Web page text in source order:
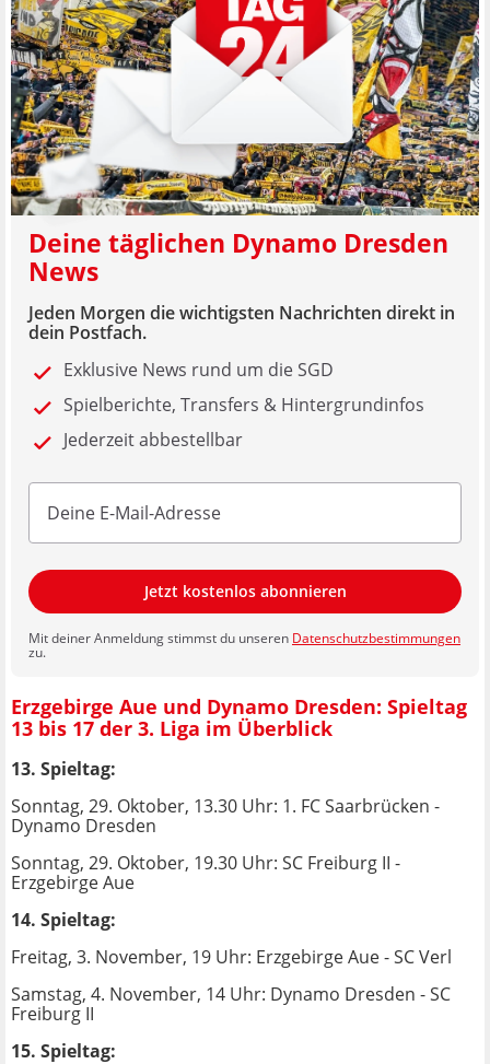
Deine täglichen Dynamo Dresden
News
Jeden Morgen die wichtigsten Nachrichten direkt in
dein Postfach.
Exklusive News rund um die SGD
Spielberichte, Transfers & Hintergrundinfos
Jederzeit abbestellbar
Jetzt kostenlos abonnieren
Mit deiner Anmeldung stimmst du unseren Datenschutzbestimmungen
zu.
Erzgebirge Aue und Dynamo Dresden: Spieltag
13 bis 17 der 3. Liga im Überblick
13. Spieltag:
Sonntag, 29. Oktober, 13.30 Uhr: 1. FC Saarbrücken -
Dynamo Dresden
Sonntag, 29. Oktober, 19.30 Uhr: SC Freiburg II -
Erzgebirge Aue
14. Spieltag:
Freitag, 3. November, 19 Uhr: Erzgebirge Aue - SC Verl
Samstag, 4. November, 14 Uhr: Dynamo Dresden - SC
Freiburg II
15. Spieltag: